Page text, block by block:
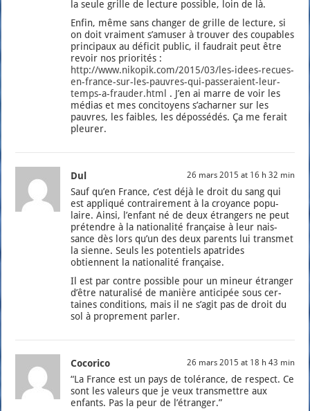
la seule grille de lec­ture pos­sible, loin de là.
Enfin, même sans chan­ger de grille de lec­ture, si
on doit vrai­ment s’a­mu­ser à trou­ver des cou­pables
prin­ci­paux au défi­cit public, il fau­drait peut être
revoir nos prio­ri­tés :
http://www.nikopik.com/2015/03/les-idees-recues-
en-france-sur-les-pauvres-qui-passeraient-leur-
temps-a-frauder.html
. J’en ai marre de voir les
médias et mes conci­toyens s’a­char­ner sur les
pauvres, les faibles, les dépos­sé­dés. Ça me ferait
pleu­rer.
Dul 26 mars 2015 at 16 h 32 min
Sauf qu’en France, c’est déjà le droit du sang qui
est appli­qué contrai­re­ment à la croyance popu­
laire. Ain­si, l’en­fant né de deux étran­gers ne peut
pré­tendre à la natio­na­li­té fran­çaise à leur nais­
sance dès lors qu’un des deux parents lui trans­met
la sienne. Seuls les poten­tiels apa­trides
obtiennent la natio­na­li­té fran­çaise.
Il est par contre pos­sible pour un mineur étran­ger
d’être natu­ra­li­sé de manière anti­ci­pée sous cer­
taines condi­tions, mais il ne s’a­git pas de droit du
sol à pro­pre­ment par­ler.
Cocorico 26 mars 2015 at 18 h 43 min
“La France est un pays de tolé­rance, de res­pect. Ce
sont les valeurs que je veux trans­mettre aux
enfants. Pas la peur de l’étranger.”